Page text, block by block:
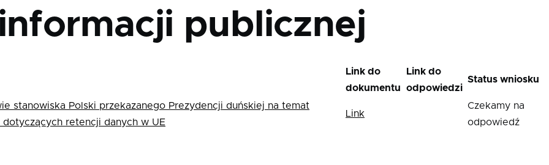
publicznej
Link do
dokumentu
Link do
odpowiedzi
Status wniosku
stanowiska Polski przekazanego Prezydencji duńskiej na temat
dotyczących retencji danych w UE
Link
Czekamy na
odpowiedź